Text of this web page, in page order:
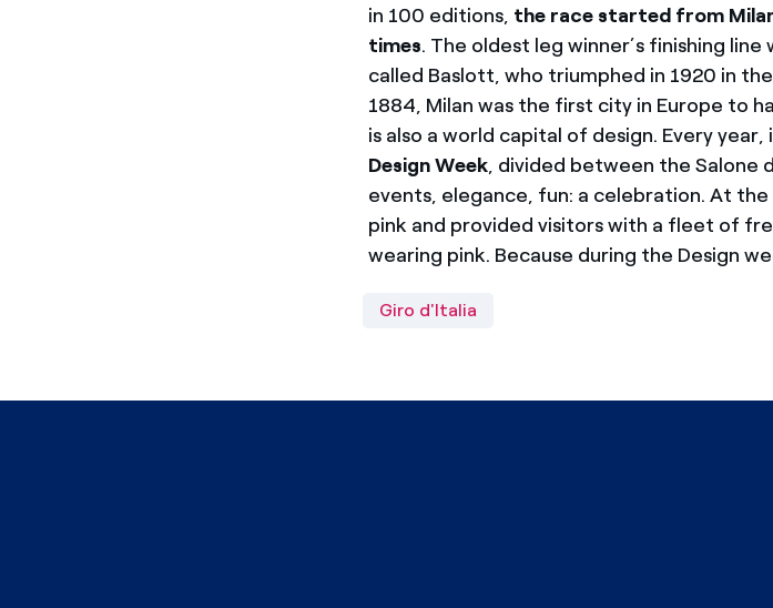
in 100 editions, the race started from
times. The oldest leg winner’s finishing line
called Baslott, who triumphed in 1920 in
1884, Milan was the first city in Europe to
is also a world capital of design. Every
Design Week, divided between the Salone
events, elegance, fun: a celebration. At
pink and provided visitors with a fleet of
wearing pink. Because during the Design
Giro d'Italia